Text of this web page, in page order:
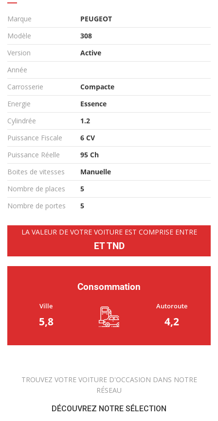
Marque
PEUGEOT
Modèle
308
Version
Active
Année
Carrosserie
Compacte
Energie
Essence
Cylindrée
1.2
Puissance Fiscale
6 CV
Puissance Réelle
95 Ch
Boites de vitesses
Manuelle
Nombre de places
5
Nombre de portes
5
LA VALEUR DE VOTRE VOITURE EST COMPRISE ENTRE
ET TND
Consommation
Ville
5,8
Autoroute
4,2
TROUVEZ VOTRE VOITURE D'OCCASION DANS NOTRE
RÉSEAU
DÉCOUVREZ NOTRE SÉLECTION